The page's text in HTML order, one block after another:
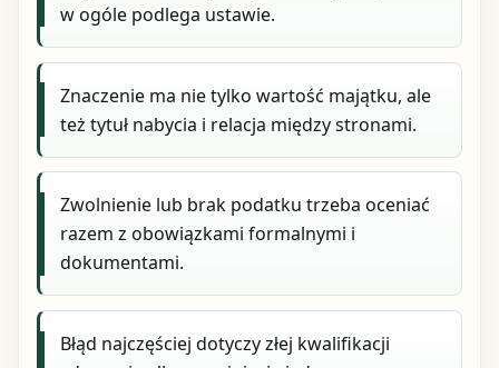
w ogóle podlega ustawie.
Znaczenie ma nie tylko wartość majątku, ale
też tytuł nabycia i relacja między stronami.
Zwolnienie lub brak podatku trzeba oceniać
razem z obowiązkami formalnymi i
dokumentami.
Błąd najczęściej dotyczy złej kwalifikacji